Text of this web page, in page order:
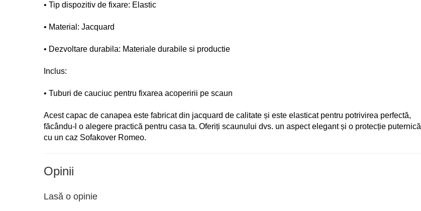
• Tip dispozitiv de fixare: Elastic
• Material: Jacquard
• Dezvoltare durabila: Materiale durabile si productie
Inclus:
• Tuburi de cauciuc pentru fixarea acoperirii pe scaun
Acest capac de canapea este fabricat din jacquard de calitate și este elasticat pentru potrivirea perfectă,
făcându-l o alegere practică pentru casa ta. Oferiți scaunului dvs. un aspect elegant și o protecție puternică
cu un caz Sofakover Romeo.
Opinii
Lasă o opinie